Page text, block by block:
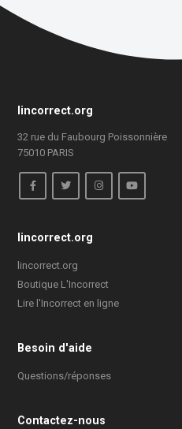
lincorrect.org
32 rue du Faubourg Poissonnière
75010 PARIS
lincorrect.org
lincorrect.org
Boutique L'Incorrect
Lire l'Incorrect en ligne
Besoin d'aide
Questions/réponses
Contactez-nous